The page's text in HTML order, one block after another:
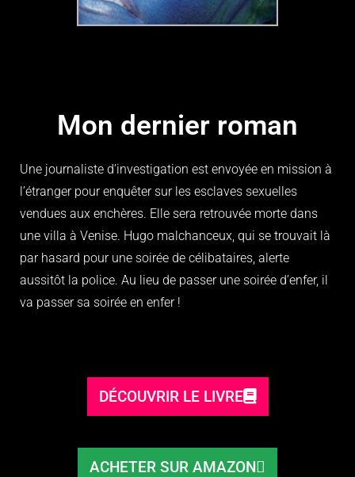
Mon dernier roman
Une journaliste d’investigation est envoyée en mission à
l’étranger pour enquêter sur les esclaves sexuelles
vendues aux enchères. Elle sera retrouvée morte dans
une villa à Venise. Hugo malchanceux, qui se trouvait là
par hasard pour une soirée de célibataires, alerte
aussitôt la police. Au lieu de passer une soirée d’enfer, il
va passer sa soirée en enfer !
DÉCOUVRIR LE LIVRE
ACHETER SUR AMAZON